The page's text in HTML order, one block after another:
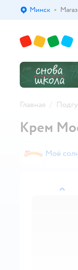
Выбор адреса
Минск
Главная
назад
Крем
Моё